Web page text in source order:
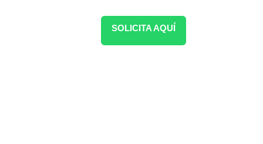
SOLICITA AQUÍ